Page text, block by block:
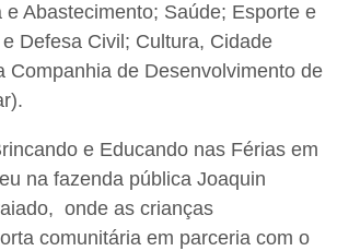
e Abastecimento; Saúde; Esporte e
Defesa Civil; Cultura, Cidade
Companhia de Desenvolvimento de
e Educando nas Férias em
na fazenda pública Joaquin
onde as crianças
comunitária em parceria com o